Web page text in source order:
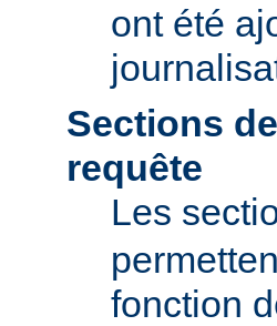
ont été
Sections
requête
Les
fonction